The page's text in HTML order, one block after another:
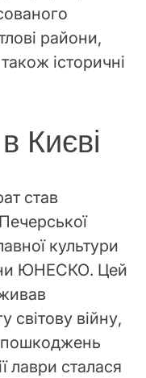
райони,
історичні
Києві
став
культури
ЮНЕСКО. Цей
світову війну,
пошкоджень
лаври сталася